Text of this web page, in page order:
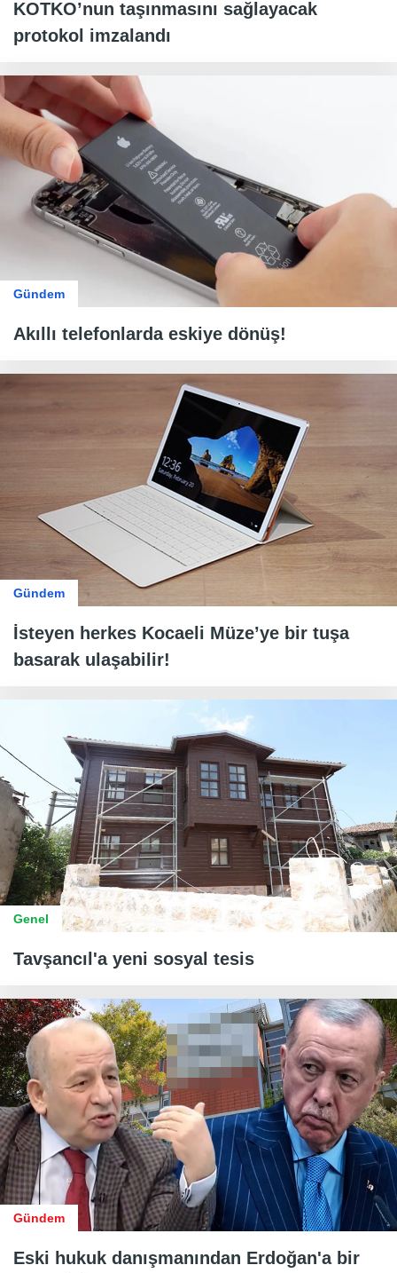
KOTKO’nun taşınmasını sağlayacak
protokol imzalandı
Gündem
Akıllı telefonlarda eskiye dönüş!
Gündem
İsteyen herkes Kocaeli Müze’ye bir tuşa
basarak ulaşabilir!
Genel
Tavşancıl'a yeni sosyal tesis
Gündem
Eski hukuk danışmanından Erdoğan'a bir